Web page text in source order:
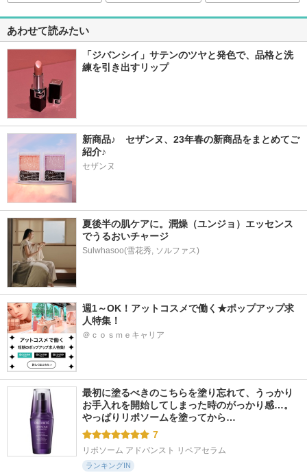
あわせて読みたい
「ジバンシイ」サテンのツヤと発色で、品格と洗
練を引き出すリップ
新商品♪　セザンヌ、23年春の新商品をまとめてご
紹介♪
セザンヌ
夏後半の肌ケアに。潤燥（ユンジョ）エッセンス
でうるおいチャージ
Sulwhasoo(雪花秀, ソルファス)
週1～OK！アットコスメで働く★ポップアップ求
人特集！
＠ｃｏｓｍｅキャリア
最初に塗るべきのこちらを塗り忘れて、うっかり
お手入れを開始してしまった時のがっかり感…。
やっぱりリポソームを塗ってから…
7
リポソーム アドバンスト リペアセラム
ランキングIN